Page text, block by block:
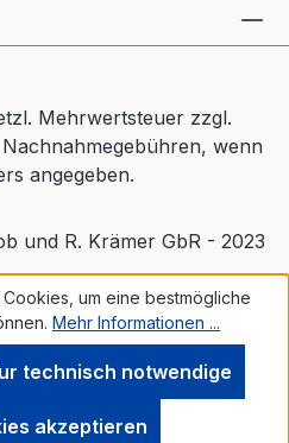
Automatischen
Mehrwertsteuer zzgl.
wenn
angegeben.
und R. Krämer GbR - 2023
um eine bestmögliche
Mehr Informationen ...
technisch notwendige
akzeptieren